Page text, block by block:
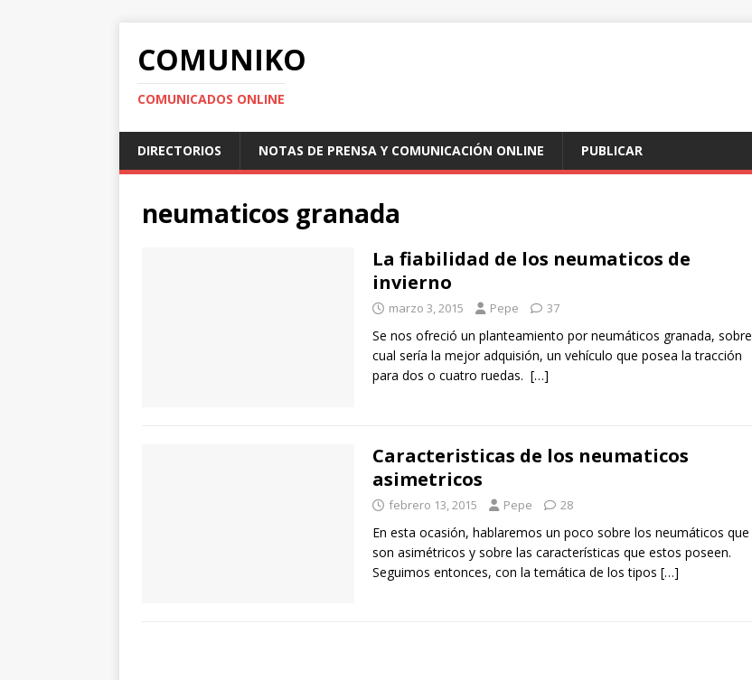
COMUNIKO
COMUNICADOS ONLINE
DIRECTORIOS NOTAS DE PRENSA Y COMUNICACIÓN ONLINE PUBLICAR
neumaticos granada
La fiabilidad de los neumaticos de
invierno
marzo 3, 2015 Pepe 37
Se nos ofreció un planteamiento por neumáticos granada, sobre
cual sería la mejor adquisión, un vehículo que posea la tracción
para dos o cuatro ruedas. […]
Caracteristicas de los neumaticos
asimetricos
febrero 13, 2015 Pepe 28
En esta ocasión, hablaremos un poco sobre los neumáticos que
son asimétricos y sobre las características que estos poseen.
Seguimos entonces, con la temática de los tipos […]